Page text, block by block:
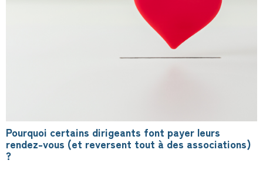
Pourquoi certains dirigeants font payer leurs
rendez-vous (et reversent tout à des associations)
?